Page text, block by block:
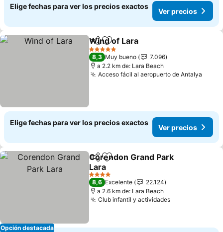
Elige fechas para ver los precios exactos
Ver precios
CompartirAgregar a favoritos
Wind of Lara
5 Estrellas
8,3 Muy bueno
7.096
a 2.2 km de: Lara Beach
Acceso fácil al aeropuerto de Antalya
Elige fechas para ver los precios exactos
Ver precios
Opción destacada
CompartirAgregar a favoritos
Corendon Grand Park
Lara
4 Estrellas
8,6 Excelente
22.124
a 2.6 km de: Lara Beach
Club infantil y actividades